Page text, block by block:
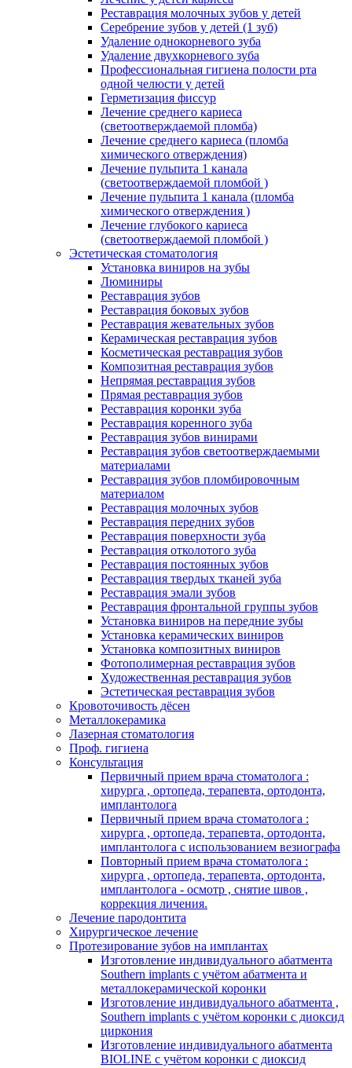
Реставрация молочных зубов у детей
Серебрение зубов у детей (1 зуб)
Удаление однокорневого зуба
Удаление двухкорневого зуба
Профессиональная гигиена полости рта
одной челюсти у детей
Герметизация фиссур
Лечение среднего кариеса
(светоотверждаемой пломба)
Лечение среднего кариеса (пломба
химического отверждения)
Лечение пульпита 1 канала
(светоотверждаемой пломбой )
Лечение пульпита 1 канала (пломба
химического отверждения )
Лечение глубокого кариеса
(светоотверждаемой пломбой )
Эстетическая стоматология
Установка виниров на зубы
Люминиры
Реставрация зубов
Реставрация боковых зубов
Реставрация жевательных зубов
Керамическая реставрация зубов
Косметическая реставрация зубов
Композитная реставрация зубов
Непрямая реставрация зубов
Прямая реставрация зубов
Реставрация коронки зуба
Реставрация коренного зуба
Реставрация зубов винирами
Реставрация зубов светоотверждаемыми
материалами
Реставрация зубов пломбировочным
материалом
Реставрация молочных зубов
Реставрация передних зубов
Реставрация поверхности зуба
Реставрация отколотого зуба
Реставрация постоянных зубов
Реставрация твердых тканей зуба
Реставрация эмали зубов
Реставрация фронтальной группы зубов
Установка виниров на передние зубы
Установка керамических виниров
Установка композитных виниров
Фотополимерная реставрация зубов
Художественная реставрация зубов
Эстетическая реставрация зубов
Кровоточивость дёсен
Металлокерамика
Лазерная стоматология
Проф. гигиена
Консультация
Первичный прием врача стоматолога :
хирурга , ортопеда, терапевта, ортодонта,
имплантолога
Первичный прием врача стоматолога :
хирурга , ортопеда, терапевта, ортодонта,
имплантолога с использованием везиографа
Повторный прием врача стоматолога :
хирурга , ортопеда, терапевта, ортодонта,
имплантолога - осмотр , снятие швов ,
коррекция личения.
Лечение пародонтита
Хирургическое лечение
Протезирование зубов на имплантах
Изготовление индивидуального абатмента
Southern implants с учётом абатмента и
металлокерамической коронки
Изготовление индивидуального абатмента ,
Southern implants с учётом коронки с диоксид
циркония
Изготовление индивидуального абатмента
BIOLINE с учётом коронки с диоксид